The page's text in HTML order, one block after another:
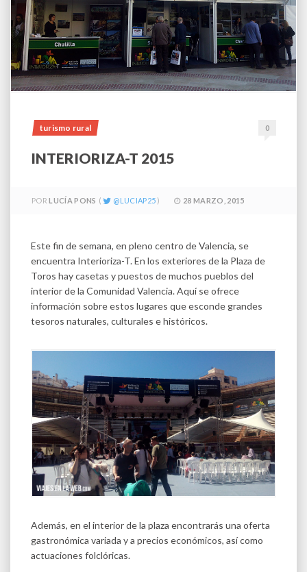
turismo rural 0
INTERIORIZA-T 2015
PORLUCÍA PONS LUCIAP25 28 MARZO, 2015
Este fin de semana, en pleno centro de Valencia, se
encuentra Interioriza-T. En los exteriores de la Plaza de
Toros hay casetas y puestos de muchos pueblos del
interior de la Comunidad Valencia. Aquí se ofrece
información sobre estos lugares que esconde grandes
tesoros naturales, culturales e históricos.
Además, en el interior de la plaza encontrarás una oferta
gastronómica variada y a precios económicos, así como
actuaciones folclóricas.